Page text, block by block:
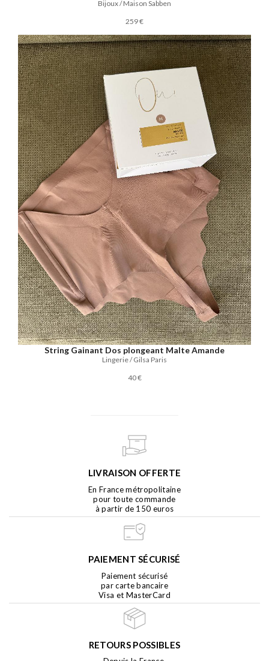
Bijoux / Maison Sabben
259 €
String Gainant Dos plongeant Malte Amande
Lingerie / Gilsa Paris
40 €
LIVRAISON OFFERTE
En France métropolitaine
pour toute commande
à partir de 150 euros
PAIEMENT SÉCURISÉ
Paiement sécurisé
par carte bancaire
Visa et MasterCard
RETOURS POSSIBLES